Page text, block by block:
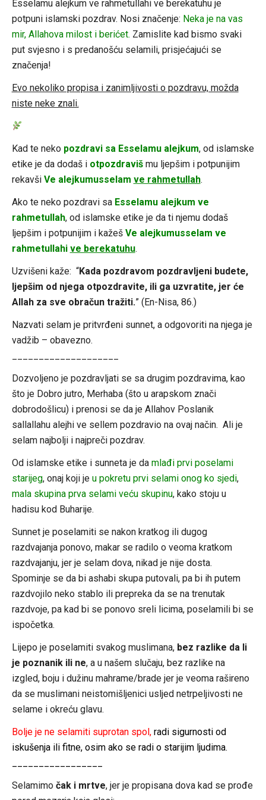
Esselamu alejkum ve rahmetullahi ve berekatuhu je
potpuni islamski pozdrav. Nosi značenje: Neka je na vas
mir, Allahova milost i berićet. Zamislite kad bismo svaki
put svjesno i s predanošću selamili, prisjećajući se
značenja!
Evo nekoliko propisa i zanimljivosti o pozdravu, možda
niste neke znali.
Kad te neko pozdravi sa Esselamu alejkum, od islamske
etike je da dodaš i otpozdravišmu ljepšim i potpunijim
rekavši Ve alejkumusselam ve rahmetullah.
Ako te neko pozdravi sa Esselamu alejkum ve
rahmetullah, od islamske etike je da ti njemu dodaš
ljepšim i potpunijim i kažeš Ve alejkumusselam ve
rahmetullahi ve berekatuhu.
Uzvišeni kaže: “Kada pozdravom pozdravljeni budete,
ljepšim od njega otpozdravite, ili ga uzvratite, jer će
Allah za sve obračun tražiti.” (En-Nisa, 86.)
Nazvati selam je pritvrđeni sunnet, a odgovoriti na njega je
vadžib – obavezno.
Dozvoljeno je pozdravljati se sa drugim pozdravima, kao
što je Dobro jutro, Merhaba (što u arapskom znači
dobrodošlicu) i prenosi se da je Allahov Poslanik
sallallahu alejhi ve sellem pozdravio na ovaj način. Ali je
selam najbolji i najpreči pozdrav.
Od islamske etike i sunneta je da mlađi prvi poselami
starijeg, onaj koji je u pokretu prvi selami onog ko sjedi,
mala skupina prva selami veću skupinu, kako stoju u
hadisu kod Buharije.
Sunnet je poselamiti se nakon kratkog ili dugog
razdvajanja ponovo, makar se radilo o veoma kratkom
razdvajanju, jer je selam dova, nikad je nije dosta.
Spominje se da bi ashabi skupa putovali, pa bi ih putem
razdvojilo neko stablo ili prepreka da se na trenutak
razdvoje, pa kad bi se ponovo sreli licima, poselamili bi se
ispočetka.
Lijepo je poselamiti svakog muslimana, bez razlike da li
je poznanik ili ne, a u našem slučaju, bez razlike na
izgled, boju i dužinu mahrame/brade jer je veoma rašireno
da se muslimani neistomišljenici usljed netrpeljivosti ne
selame i okreću glavu.
Bolje je ne selamiti suprotan spol, radi sigurnosti od
iskušenja ili fitne, osim ako se radi o starijim ljudima.
Selamimo čak i mrtve, jer je propisana dova kad se prođe